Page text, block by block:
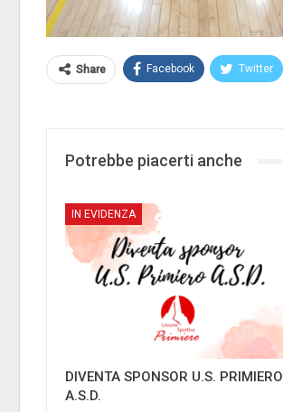
Share Facebook Twitter
Potrebbe piacerti anche
IN EVIDENZA
DIVENTA SPONSOR U.S. PRIMIERO
A.S.D.